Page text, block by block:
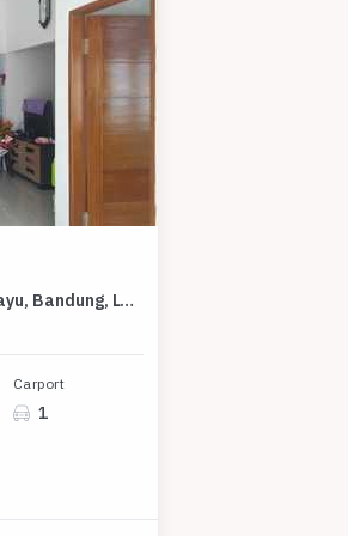
Rumah Nyaman di Area Margahayu, Bandung, LT 90m², Harga 499 Juta
Carport
1